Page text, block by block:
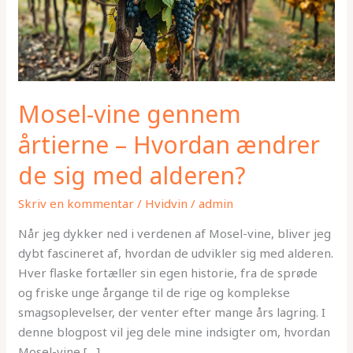
Mosel-vine gennem
årtierne – Hvordan ændrer
de sig med alderen?
Skriv en kommentar / Hvidvin /admin
Når jeg dykker ned i verdenen af Mosel-vine, bliver jeg
dybt fascineret af, hvordan de udvikler sig med alderen.
Hver flaske fortæller sin egen historie, fra de sprøde
og friske unge årgange til de rige og komplekse
smagsoplevelser, der venter efter mange års lagring. I
denne blogpost vil jeg dele mine indsigter om, hvordan
de
sig
med
alderen?